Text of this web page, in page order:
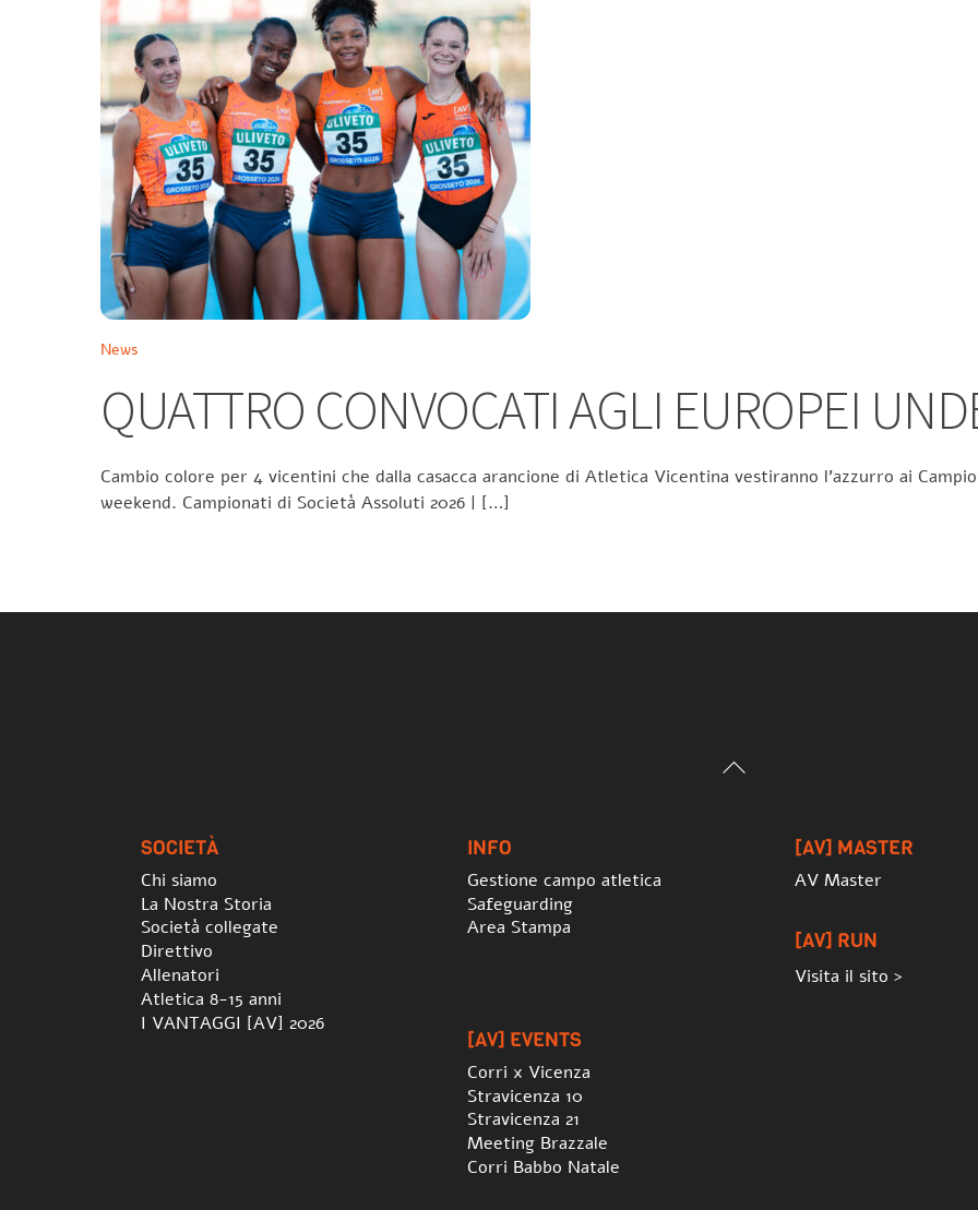
News
QUATTRO CONVOCATI AGLI EUROPEI
Cambio colore per 4 vicentini che dalla casacca arancione di Atletica Vicentina vestiranno l’azzurro ai
weekend. Campionati di Società Assoluti 2026 | […]
Back
SOCIETÀ
Chi siamo
La Nostra Storia
Società collegate
Direttivo
Allenatori
Atletica 8-15 anni
I VANTAGGI [AV] 2026
INFO
Gestione campo atletica
Safeguarding
Area Stampa
[AV] MASTER
AV Master
[AV] RUN
Visita il sito >
[AV] EVENTS
Corri x Vicenza
Stravicenza 10
Stravicenza 21
Meeting Brazzale
Corri Babbo Natale